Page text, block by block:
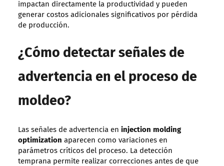
impactan directamente la productividad y pueden
generar costos adicionales significativos por pérdida
de producción.
¿Cómo detectar señales de
advertencia en el proceso de
moldeo?
Las señales de advertencia en injection molding
optimization aparecen como variaciones en
parámetros críticos del proceso. La detección
temprana permite realizar correcciones antes de que